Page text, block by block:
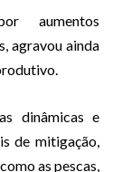
aumentos
agravou ainda
dinâmicas e
de mitigação,
as pescas,